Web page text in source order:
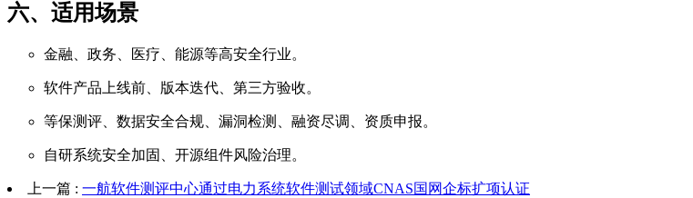
六、适用场景
金融、政务、医疗、能源等高安全行业。
软件产品上线前、版本迭代、第三方验收。
等保测评、数据安全合规、漏洞检测、融资尽调、资质申报。
自研系统安全加固、开源组件风险治理。
上一篇 : 一航软件测评中心通过电力系统软件测试领域CNAS国网企标扩项认证